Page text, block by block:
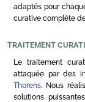
adaptés pour
curative complète
TRAITEMENT
Le traitement
attaquée par des
Thorens. Nous
solutions